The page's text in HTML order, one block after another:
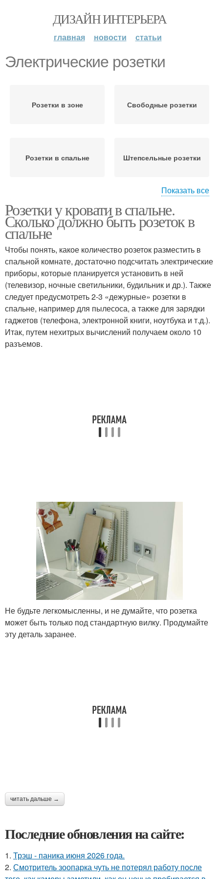
ДИЗАЙН ИНТЕРЬЕРА
главная новости статьи
Электрические розетки
Розетки в зоне Свободные розетки
Розетки в спальне Штепсельные розетки
Розетки над тумбочкой Розетки в квартире
Показать все
Розетки у кровати в спальне.
Сколько должно быть розеток в
спальне
Чтобы понять, какое количество розеток разместить в
спальной комнате, достаточно подсчитать электрические
приборы, которые планируется установить в ней
(телевизор, ночные светильники, будильник и др.). Также
следует предусмотреть 2-3 «дежурные» розетки в
спальне, например для пылесоса, а также для зарядки
гаджетов (телефона, электронной книги, ноутбука и т.д.).
Итак, путем нехитрых вычислений получаем около 10
разъемов.
Не будьте легкомысленны, и не думайте, что розетка
может быть только под стандартную вилку. Продумайте
эту деталь заранее.
читать дальше →
Последние обновления на сайте:
1. Трэш - паника июня 2026 года.
2. Смотритель зоопарка чуть не потерял работу после